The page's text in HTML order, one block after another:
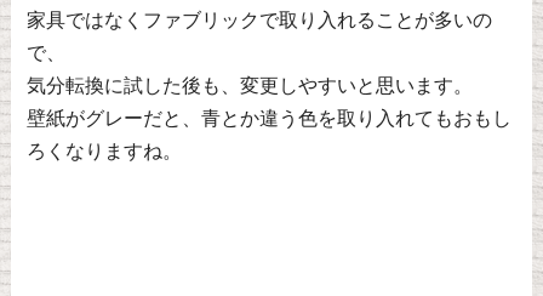
家具ではなくファブリックで取り入れることが多いの
で、
気分転換に試した後も、変更しやすいと思います。
壁紙がグレーだと、青とか違う色を取り入れてもおもし
ろくなりますね。